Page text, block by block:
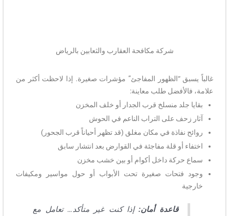
شركة مكافحة العقارب والثعابين بالرياض
غالباً يسبق “الظهور المفاجئ” مؤشرات صغيرة. إذا لاحظت أكثر من
علامة، فالأفضل طلب معاينة:
بقايا جلد منسلخ قرب الجدار أو خلف المخزن
آثار زحف على التراب الناعم في الحوش
روائح نفاذة في مكان مغلق (قد تظهر أحياناً قرب الجحور)
اختفاء أو قلة مفاجئة في القوارض بعد انتشار سابق
سماع حركة داخل أكوام أو بين خشب مخزن
وجود فتحات صغيرة تحت الأبواب أو حول مواسير ومكيفات
خارجية
قاعدة أمان:إذا كنت غير متأكد… تعامل مع